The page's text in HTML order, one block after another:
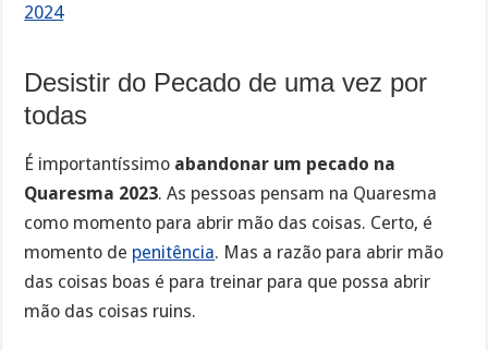
2024
Desistir do Pecado de uma vez por
todas
É importantíssimo abandonar um pecado na
Quaresma 2023. As pessoas pensam na Quaresma
como momento para abrir mão das coisas. Certo, é
momento de penitência. Mas a razão para abrir mão
das coisas boas é para treinar para que possa abrir
mão das coisas ruins.